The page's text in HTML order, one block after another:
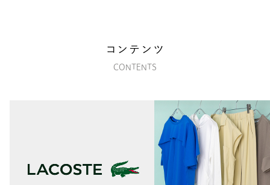
コンテンツ
CONTENTS